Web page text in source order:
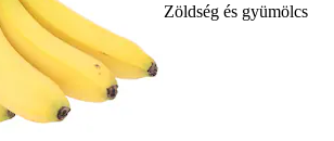
Zöldség és gyümölcs